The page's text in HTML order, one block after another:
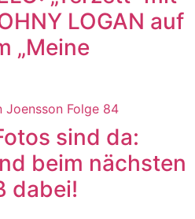
LOGAN auf
„Meine
sind da:
beim nächsten
dabei!